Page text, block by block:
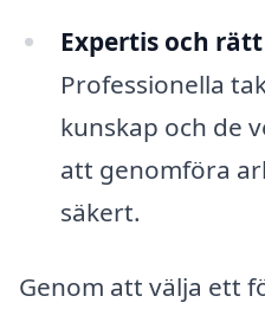
Expertis och
Professionella
kunskap och de
att genomföra
säkert.
Genom att välja ett